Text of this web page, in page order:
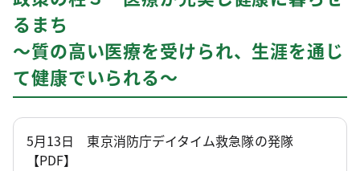
るまち
～質の高い医療を受けられ、生涯を通じ
て健康でいられる～
5月13日 東京消防庁デイタイム救急隊の発隊
【PDF】